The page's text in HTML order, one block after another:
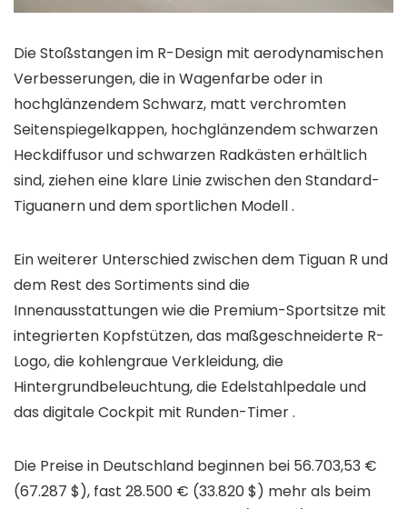
Die Stoßstangen im R-Design mit aerodynamischen
Verbesserungen, die in Wagenfarbe oder in
hochglänzendem Schwarz, matt verchromten
Seitenspiegelkappen, hochglänzendem schwarzen
Heckdiffusor und schwarzen Radkästen erhältlich
sind, ziehen eine klare Linie zwischen den Standard-
Tiguanern und dem sportlichen Modell .
Ein weiterer Unterschied zwischen dem Tiguan R und
dem Rest des Sortiments sind die
Innenausstattungen wie die Premium-Sportsitze mit
integrierten Kopfstützen, das maßgeschneiderte R-
Logo, die kohlengraue Verkleidung, die
Hintergrundbeleuchtung, die Edelstahlpedale und
das digitale Cockpit mit Runden-Timer .
Die Preise in Deutschland beginnen bei 56.703,53 €
(67.287 $), fast 28.500 € (33.820 $) mehr als beim